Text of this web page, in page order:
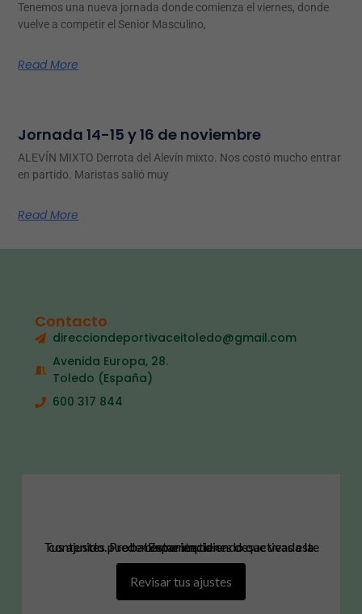
Tenemos una nueva jornada donde comienza el viernes, donde
vuelve a competir el Senior Masculino,
Read More
Jornada 14-15 y 16 de noviembre
ALEVÍN MIXTO Derrota del Alevín mixto. Nos costó mucho entrar
en partido. Maristas salió muy
Read More
Contacto
direcciondeportivaceitoledo@gmail.com
Avenida Europa, 28.
Toledo (España)
600 317 844
Tus ajustes pueden estar impidiendo que veas este contenido. Probablemente tienes desactivada la «Experiencia».
Revisar tus ajustes